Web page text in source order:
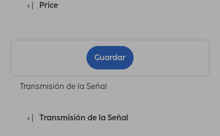
Price
Guardar
Transmisión de la Señal
Transmisión de la Señal